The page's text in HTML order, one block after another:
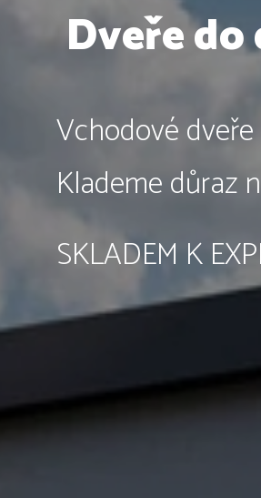
Dveře do
Vchodové
Klademe důraz
SKLADEM K